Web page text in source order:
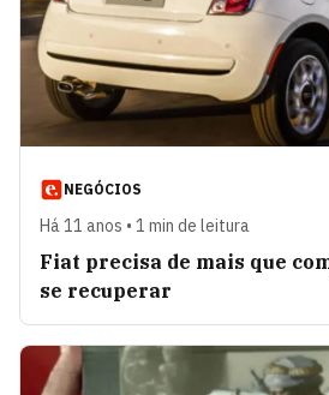
NEGÓCIOS
Há 11 anos • 1 min de leitura
Fiat precisa de mais que
se recuperar